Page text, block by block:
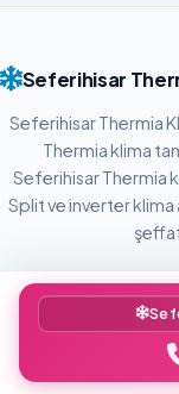
Seferihisar
Seferihisar Thermia
Thermia klima
Seferihisar Thermia
Split ve inverter klima